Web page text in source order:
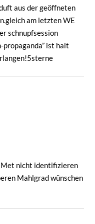
aus der geöffneten
am letzten WE
schnupfsession
propaganda” ist halt
Met nicht identifizieren
Mahlgrad wünschen